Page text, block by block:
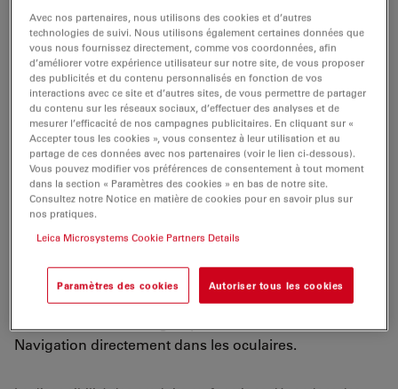
Pour prendre des décisions précises en toute confiance
lors de délicates chirurgies crâniales, vous avez besoin
de multiples données visuelles pour disposer d’une
image complète du site opératoire.
Que diriez-vous de garder les yeux et l’attention
focalisés sur votre patient en ayant l'assurance de voir
toutes les informations visuelles avec grande
résolution et le meilleur de contrastes ?
Le système CaptiView pourrait être votre nouvelle
expérience opératoire !
Retrouvez les images de Fluorescence FL800, les
données du microscope, les images endoscopiques,
Navigation directement dans les oculaires.
Avec nos partenaires, nous utilisons des cookies et d’autres
technologies de suivi. Nous utilisons également certaines données que
vous nous fournissez directement, comme vos coordonnées, afin
d’améliorer votre expérience utilisateur sur notre site, de vous proposer
des publicités et du contenu personnalisés en fonction de vos
interactions avec ce site et d’autres sites, de vous permettre de partager
du contenu sur les réseaux sociaux, d’effectuer des analyses et de
mesurer l’efficacité de nos campagnes publicitaires. En cliquant sur «
Accepter tous les cookies », vous consentez à leur utilisation et au
partage de ces données avec nos partenaires (voir le lien ci-dessous).
Vous pouvez modifier vos préférences de consentement à tout moment
dans la section « Paramètres des cookies » en bas de notre site.
Consultez notre Notice en matière de cookies pour en savoir plus sur
nos pratiques.
Leica Microsystems Cookie Partners Details
Paramètres des cookies Autoriser tous les cookies